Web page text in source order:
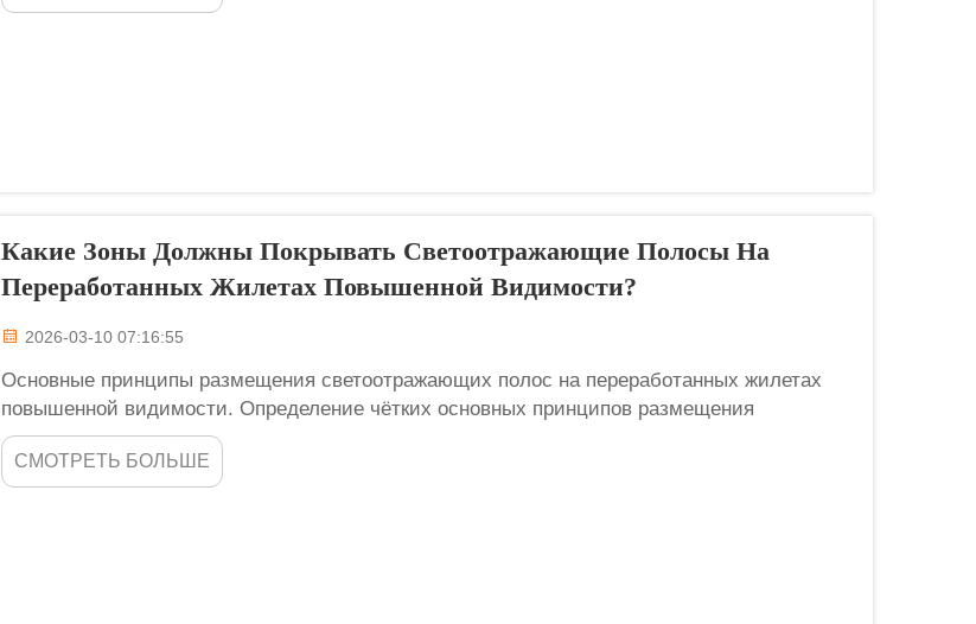
Какие Зоны Должны Покрывать Светоотражающие Полосы На
Переработанных Жилетах Повышенной Видимости?
2026-03-10 07:16:55
Основные принципы размещения светоотражающих полос на переработанных жилетах
повышенной видимости. Определение чётких основных принципов размещения
светоотражающих полос на переработанных жилетах повышенной видимости является
основой обеспечения видимости и безопасности, а также ключевым элементом
проектирования ...
СМОТРЕТЬ БОЛЬШЕ